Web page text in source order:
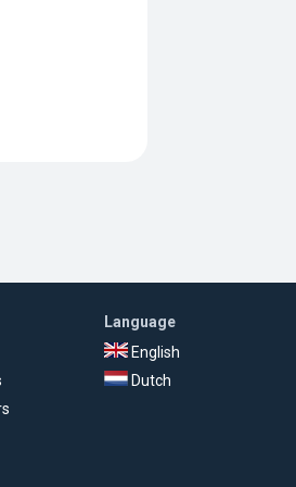
Language
English
Dutch